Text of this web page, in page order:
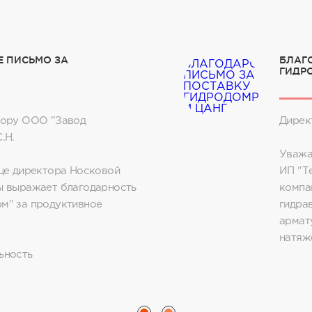
ПИСЬМО ЗА
ООО "Завод
директора Носковой
выражает благодарность
за продуктивное
ИП